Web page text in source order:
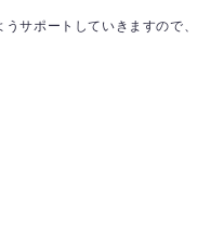
サポートしていきますので、